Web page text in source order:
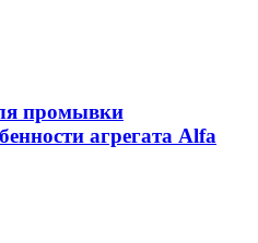
промывки
агрегата Alfa